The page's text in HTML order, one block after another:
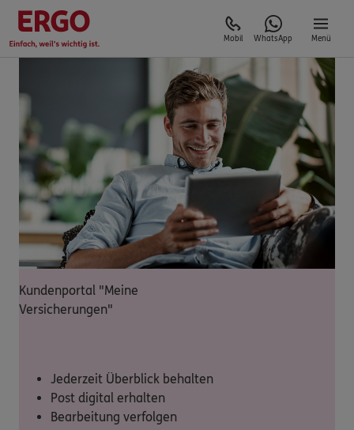
Mobil WhatsApp Menü
Kundenportal "Meine
Versicherungen"
Jederzeit Überblick behalten
Post digital erhalten
Bearbeitung verfolgen